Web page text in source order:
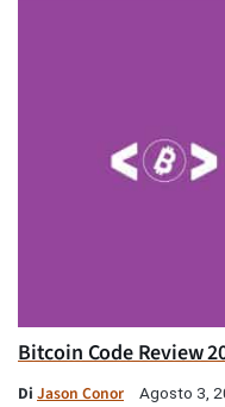
Bitcoin Code Review
Di Jason Conor Agosto 3,